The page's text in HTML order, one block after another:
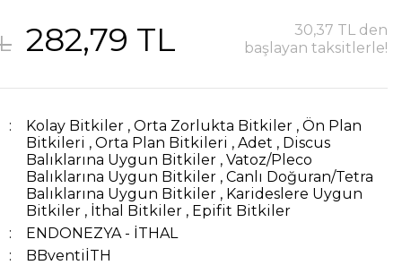
282,79 TL
30,37 TL den
başlayan taksitlerle!
Kolay Bitkiler , Orta Zorlukta Bitkiler , Ön Plan
Bitkileri , Orta Plan Bitkileri , Adet , Discus
Balıklarına Uygun Bitkiler , Vatoz/Pleco
Balıklarına Uygun Bitkiler , Canlı Doğuran/Tetra
Balıklarına Uygun Bitkiler , Karideslere Uygun
Bitkiler , İthal Bitkiler , Epifit Bitkiler
ENDONEZYA - İTHAL
BBventiİTH